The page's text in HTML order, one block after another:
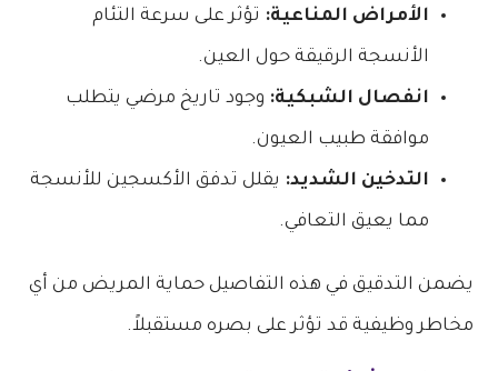
الأمراض المناعية: تؤثر على سرعة التئام
الأنسجة الرقيقة حول العين.
انفصال الشبكية: وجود تاريخ مرضي يتطلب
موافقة طبيب العيون.
التدخين الشديد: يقلل تدفق الأكسجين للأنسجة
مما يعيق التعافي.
يضمن التدقيق في هذه التفاصيل حماية المريض من أي
مخاطر وظيفية قد تؤثر على بصره مستقبلاً.